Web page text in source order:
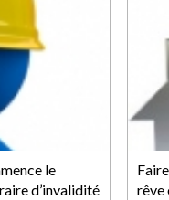
le
d’invalidité
rêve